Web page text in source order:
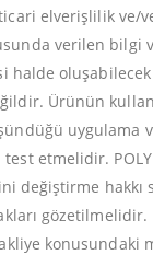
ticari elverişlilik ve/
verilen bilgi
halde
Ürünün
uygulama
etmelidir.
değiştirme hakkı
konusundaki